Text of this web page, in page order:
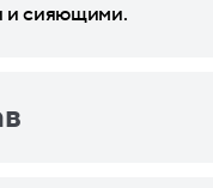
и сияющими.